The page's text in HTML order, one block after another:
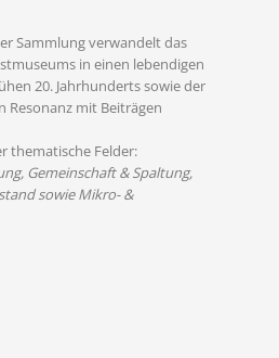
Sammlung verwandelt das
in einen lebendigen
20. Jahrhunderts sowie der
Resonanz mit Beiträgen
thematische Felder:
Gemeinschaft & Spaltung,
sowie Mikro- &